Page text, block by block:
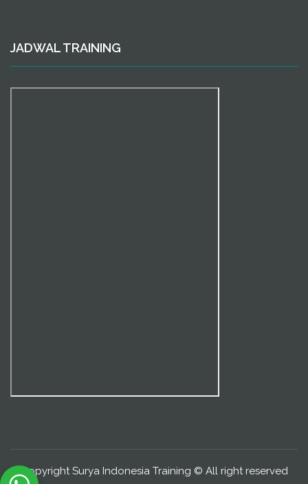
JADWAL TRAINING
Copyright Surya Indonesia Training © All right reserved